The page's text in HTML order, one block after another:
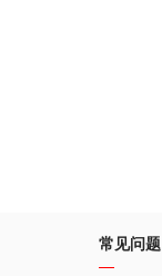
常见问题